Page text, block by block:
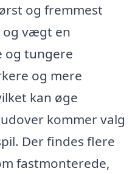
og fremmest
og vægt en
og tungere
og mere
kan øge
kommer valg
Der findes flere
fastmonterede,